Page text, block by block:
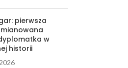
pierwsza
w
historii